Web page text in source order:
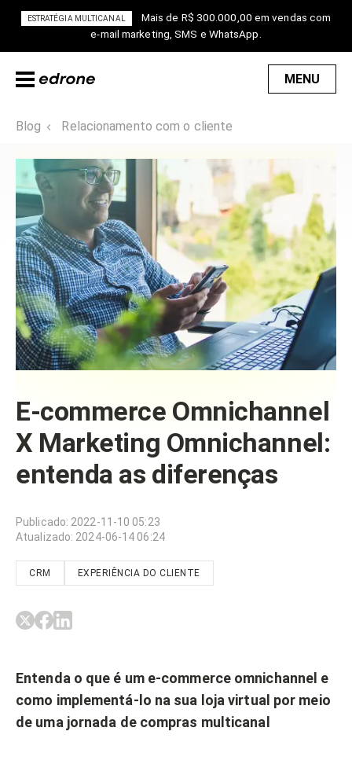
ESTRATÉGIA MULTICANAL
Mais de R$ 300.000,00 em vendas com
e-mail marketing, SMS e WhatsApp.
MENU
Blog Relacionamento com o cliente
E-commerce Omnichannel
X Marketing Omnichannel:
entenda as diferenças
Publicado: 2022-11-10 05:23
Atualizado: 2024-06-14 06:24
CRM EXPERIÊNCIA DO CLIENTE
Entenda o que é um e-commerce omnichannel e
como implementá-lo na sua loja virtual por meio
de uma jornada de compras multicanal